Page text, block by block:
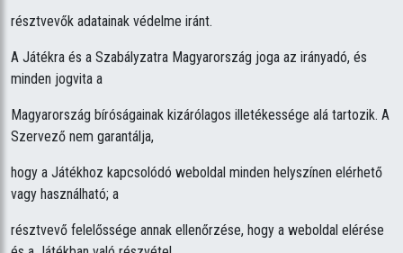
résztvevők adatainak védelme iránt.
A Játékra és a Szabályzatra Magyarország joga az irányadó, és
minden jogvita a
Magyarország bíróságainak kizárólagos illetékessége alá tartozik. A
Szervező nem garantálja,
hogy a Játékhoz kapcsolódó weboldal minden helyszínen elérhető
vagy használható; a
résztvevő felelőssége annak ellenőrzése, hogy a weboldal elérése